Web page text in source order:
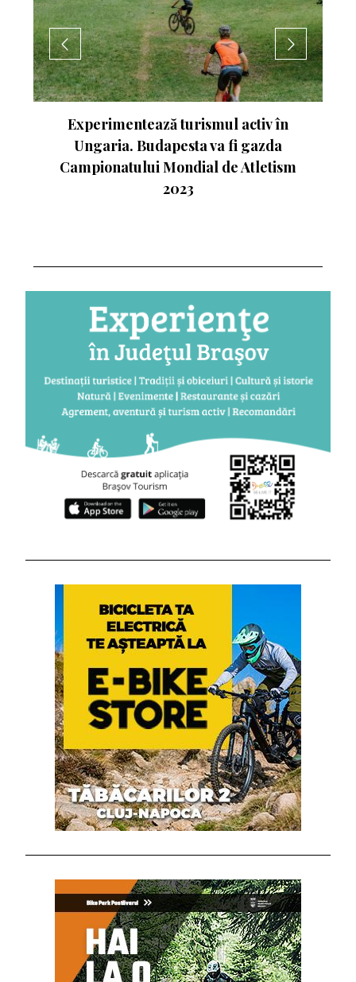
Experimentează turismul activ în
Ungaria. Budapesta va fi gazda
Campionatului Mondial de Atletism
2023